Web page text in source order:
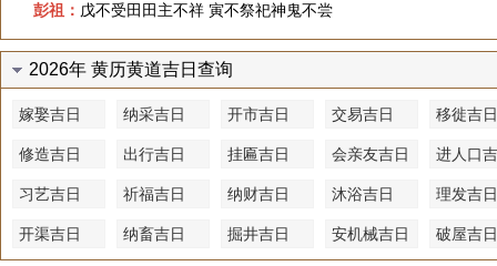
彭祖： 戊不受田田主不祥 寅不祭祀神鬼不尝
2026年 黄历黄道吉日查询
嫁娶吉日 纳采吉日 开市吉日 交易吉日 移徙吉日
修造吉日 出行吉日 挂匾吉日 会亲友吉日 进人口
习艺吉日 祈福吉日 纳财吉日 沐浴吉日 理发吉日
开渠吉日 纳畜吉日 掘井吉日 安机械吉日 破屋吉日